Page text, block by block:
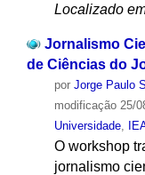
Localizado
Jornalismo
de Ciências do
por Jorge Paulo
modificação25/
Universidade,
O workshop
jornalismo